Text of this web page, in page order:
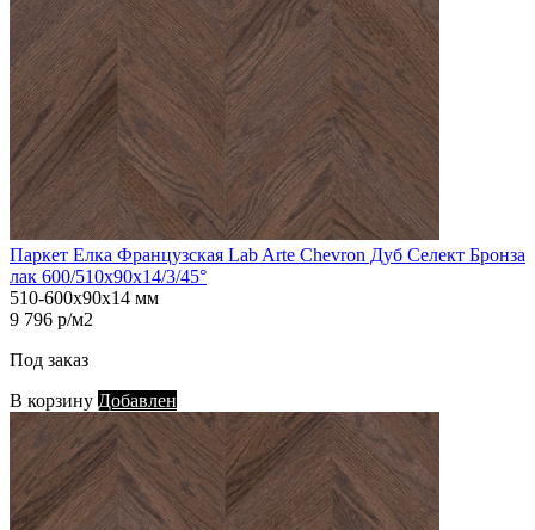
Паркет Елка Французская Lab Arte Chevron Дуб Селект Бронза
лак 600/510х90х14/3/45°
510-600х90х14 мм
9 796 р/м2
Под заказ
В корзину Добавлен